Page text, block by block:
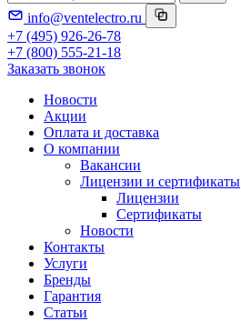
info@ventelectro.ru
+7 (495) 926-26-78
+7 (800) 555-21-18
Заказать звонок
Новости
Акции
Оплата и доставка
О компании
Вакансии
Лицензии и сертификаты
Лицензии
Сертификаты
Новости
Контакты
Услуги
Бренды
Гарантия
Статьи